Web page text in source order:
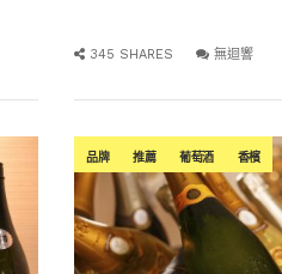
345 SHARES 無迴響
品牌 推薦 葡萄酒 香檳